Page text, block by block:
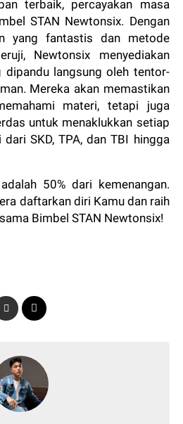
terbaik, percayakan masa
STAN Newtonsix. Dengan
yang fantastis dan metode
Newtonsix menyediakan
langsung oleh tentor-
Mereka akan memastikan
materi, tetapi juga
untuk menaklukkan setiap
SKD, TPA, dan TBI hingga
50% dari kemenangan.
daftarkan diri Kamu dan raih
Bimbel STAN Newtonsix!